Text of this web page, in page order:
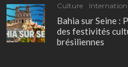
Culture
Bahia sur Seine :
des festivités
brésiliennes